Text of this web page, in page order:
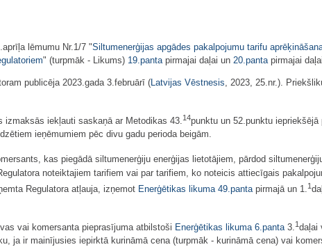
lēmumu Nr.1/7 "Siltumenerģijas apgādes pakalpojumu tarifu
" (turpmāk - Likums) 19.pantapirmajai daļai un 20.pantapirmajai
publicēja 2023.gada 3.februārī (Latvijas Vēstnesis, 2023, 25.nr.).
izmaksās iekļauti saskaņā ar Metodikas 43.14punktu un 52.punktu iepriekšējā
ieņēmumiem pēc divu gadu perioda beigām.
kas piegādā siltumenerģiju enerģijas lietotājiem, pārdod
noteiktajiem tarifiem vai par tarifiem, ko noteicis attiecīgais
Regulatora atļauja, izņemot Enerģētikas likuma 49.panta pirmajā un 1. 1
vai komersanta pieprasījuma atbilstoši Enerģētikas likuma 6.panta3.1daļai
ja ir mainījusies iepirktā kurināmā cena (turpmāk - kurināmā cena) vai